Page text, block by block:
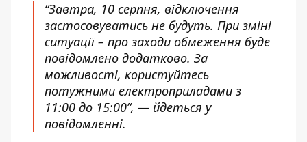
“Завтра, 10 серпня, відключення
застосовуватись не будуть. При зміні
ситуації – про заходи обмеження буде
повідомлено додатково. За
можливості, користуйтесь
потужними електроприладами з
11:00 до 15:00”, — йдеться у
повідомленні.